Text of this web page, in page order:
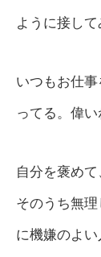
ように接して
いつもお仕
ってる。偉
自分を褒め
そのうち無
に機嫌のよい